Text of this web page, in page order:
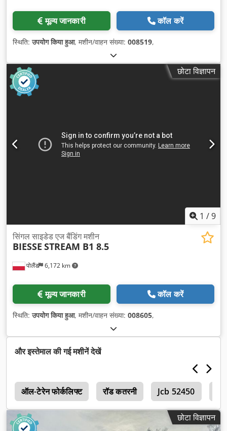
मूल्य जानकारी कॉल करें
स्थिति:उपयोग किया हुआ, मशीन/वाहन संख्या: 008519,
छोटा विज्ञापन
1 /9
पोलैंड 6,172 km
सिंगल साइडेड एज बैंडिंग मशीन
BIESSE STREAM B1 8.5
मूल्य जानकारी कॉल करें
स्थिति:उपयोग किया हुआ, मशीन/वाहन संख्या: 008605,
और इस्तेमाल की गई मशीनें देखें
ऑल-टेरेन फोर्कलिफ्ट रॉड कतरनी Jcb 52450
छोटा विज्ञापन